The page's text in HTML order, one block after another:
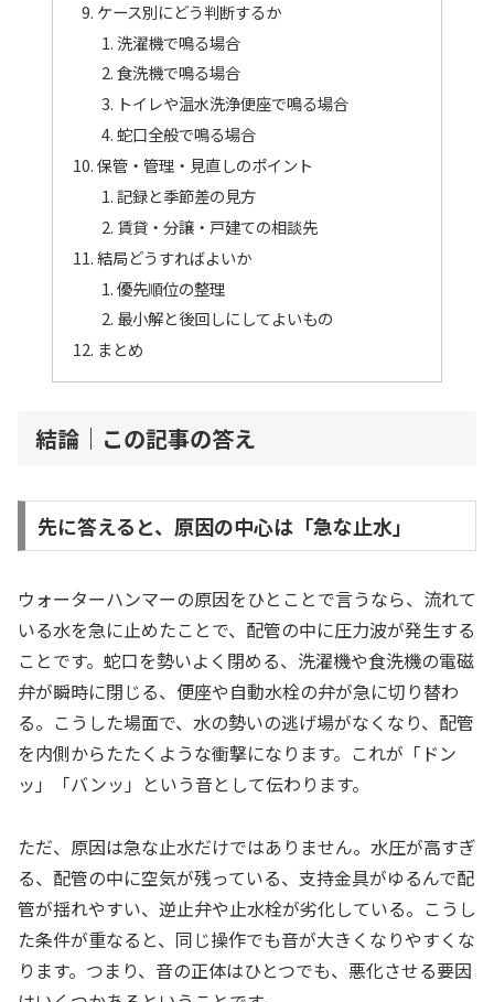
ケース別にどう判断するか
洗濯機で鳴る場合
食洗機で鳴る場合
トイレや温水洗浄便座で鳴る場合
蛇口全般で鳴る場合
保管・管理・見直しのポイント
記録と季節差の見方
賃貸・分譲・戸建ての相談先
結局どうすればよいか
優先順位の整理
最小解と後回しにしてよいもの
まとめ
結論｜この記事の答え
先に答えると、原因の中心は「急な止水」
ウォーターハンマーの原因をひとことで言うなら、流れて
いる水を急に止めたことで、配管の中に圧力波が発生する
ことです。蛇口を勢いよく閉める、洗濯機や食洗機の電磁
弁が瞬時に閉じる、便座や自動水栓の弁が急に切り替わ
る。こうした場面で、水の勢いの逃げ場がなくなり、配管
を内側からたたくような衝撃になります。これが「ドン
ッ」「バンッ」という音として伝わります。
ただ、原因は急な止水だけではありません。水圧が高すぎ
る、配管の中に空気が残っている、支持金具がゆるんで配
管が揺れやすい、逆止弁や止水栓が劣化している。こうし
た条件が重なると、同じ操作でも音が大きくなりやすくな
ります。つまり、音の正体はひとつでも、悪化させる要因